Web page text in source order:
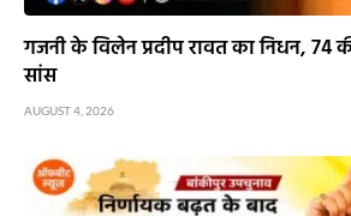
गजनी के विलेन प्रदीप रावत का निधन, 74
सांस
AUGUST 4, 2026